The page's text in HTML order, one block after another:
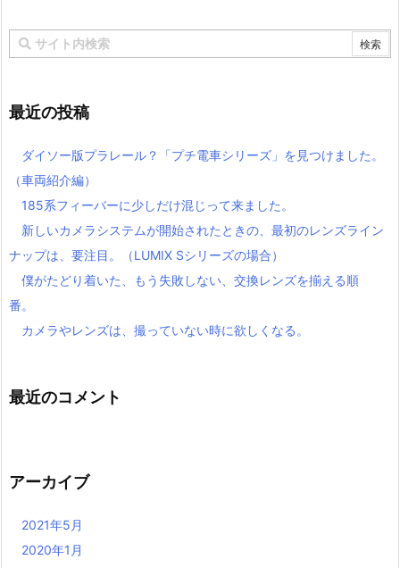
最近の投稿
ダイソー版プラレール？「プチ電車シリーズ」を見つけました。
（車両紹介編）
185系フィーバーに少しだけ混じって来ました。
新しいカメラシステムが開始されたときの、最初のレンズライン
ナップは、要注目。（LUMIX Sシリーズの場合）
僕がたどり着いた、もう失敗しない、交換レンズを揃える順
番。
カメラやレンズは、撮っていない時に欲しくなる。
最近のコメント
アーカイブ
2021年5月
2020年1月